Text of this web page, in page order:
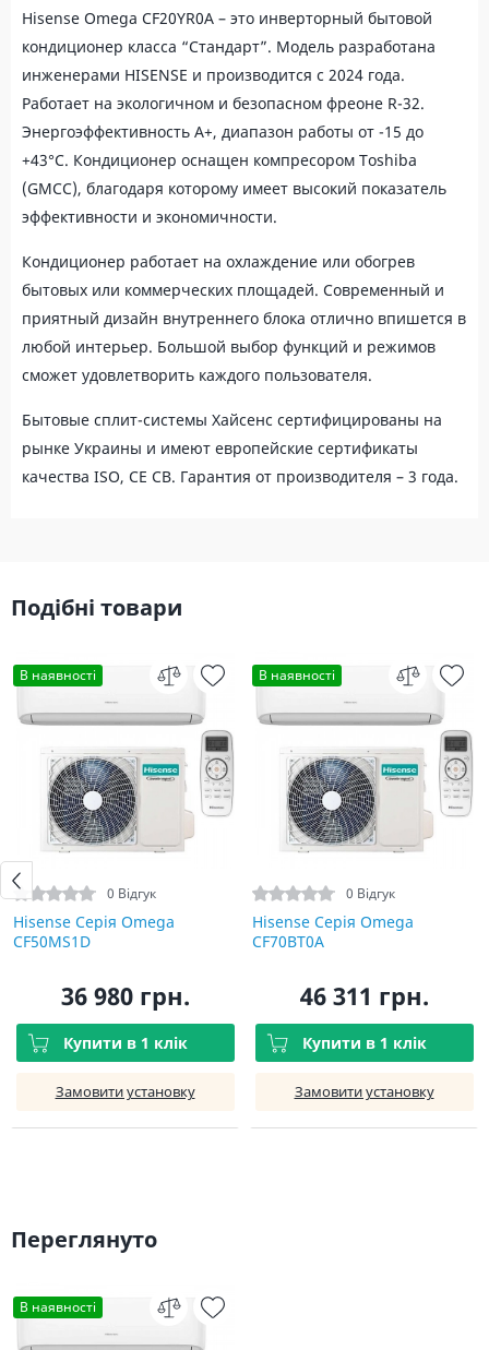
Hisense Omega CF20YR0A – это инверторный бытовой
кондиционер класса “Стандарт”. Модель разработана
инженерами HISENSE и производится с 2024 года.
Работает на экологичном и безопасном фреоне R-32.
Энергоэффективность А+, диапазон работы от -15 до
+43°С. Кондиционер оснащен компресором Toshiba
(GMCC), благодаря которому имеет высокий показатель
эффективности и экономичности.
Кондиционер работает на охлаждение или обогрев
бытовых или коммерческих площадей. Современный и
приятный дизайн внутреннего блока отлично впишется в
любой интерьер. Большой выбор функций и режимов
сможет удовлетворить каждого пользователя.
Бытовые сплит-системы Хайсенс сертифицированы на
рынке Украины и имеют европейские сертификаты
качества ISO, CE CB. Гарантия от производителя – 3 года.
Подібні товари
В наявності
0 Відгук
Hisense Серія Omega
CF50MS1D
36 980 грн.
Купити в 1 клік
Замовити установку
В наявності
0 Відгук
Hisense Серія Omega
CF70BT0A
46 311 грн.
Купити в 1 клік
Замовити установку
Переглянуто
В наявності